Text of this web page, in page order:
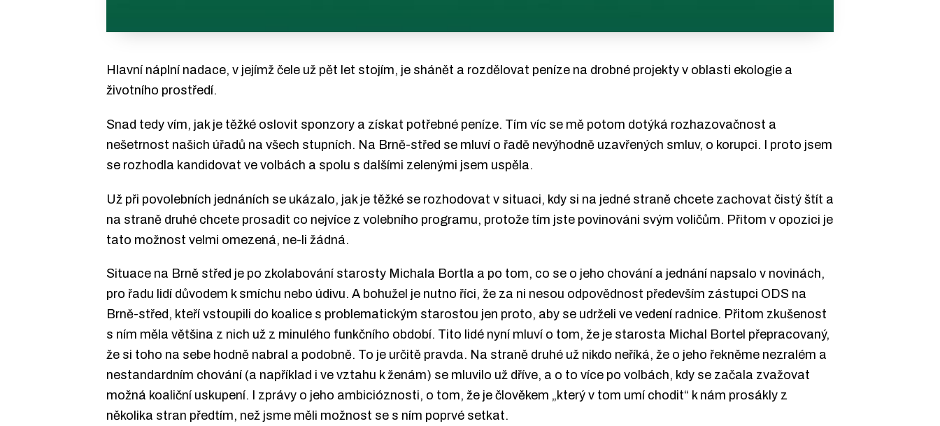
Hlavní náplní nadace, v jejímž čele už pět let stojím, je shánět a rozdělovat peníze na drobné projekty v oblasti ekologie a
životního prostředí.
Snad tedy vím, jak je těžké oslovit sponzory a získat potřebné peníze. Tím víc se mě potom dotýká rozhazovačnost a
nešetrnost našich úřadů na všech stupních. Na Brně-střed se mluví o řadě nevýhodně uzavřených smluv, o korupci. I proto jsem
se rozhodla kandidovat ve volbách a spolu s dalšími zelenými jsem uspěla.
Už při povolebních jednáních se ukázalo, jak je těžké se rozhodovat v situaci, kdy si na jedné straně chcete zachovat čistý štít a
na straně druhé chcete prosadit co nejvíce z volebního programu, protože tím jste povinováni svým voličům. Přitom v opozici je
tato možnost velmi omezená, ne-li žádná.
Situace na Brně střed je po zkolabování starosty Michala Bortla a po tom, co se o jeho chování a jednání napsalo v novinách,
pro řadu lidí důvodem k smíchu nebo údivu. A bohužel je nutno říci, že za ni nesou odpovědnost především zástupci ODS na
Brně-střed, kteří vstoupili do koalice s problematickým starostou jen proto, aby se udrželi ve vedení radnice. Přitom zkušenost
s ním měla většina z nich už z minulého funkčního období. Tito lidé nyní mluví o tom, že je starosta Michal Bortel přepracovaný,
že si toho na sebe hodně nabral a podobně. To je určitě pravda. Na straně druhé už nikdo neříká, že o jeho řekněme nezralém a
nestandardním chování (a například i ve vztahu k ženám) se mluvilo už dříve, a o to více po volbách, kdy se začala zvažovat
možná koaliční uskupení. I zprávy o jeho ambicióznosti, o tom, že je člověkem „který v tom umí chodit“ k nám prosákly z
několika stran předtím, než jsme měli možnost se s ním poprvé setkat.